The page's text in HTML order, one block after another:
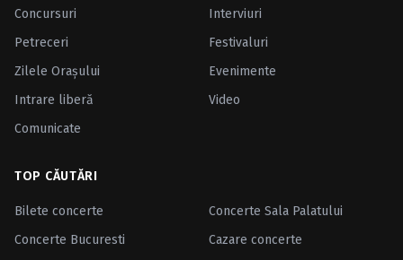
Concursuri
Interviuri
Petreceri
Festivaluri
Zilele Oraşului
Evenimente
Intrare liberă
Video
Comunicate
TOP CĂUTĂRI
Bilete concerte
Concerte Sala Palatului
Concerte Bucuresti
Cazare concerte